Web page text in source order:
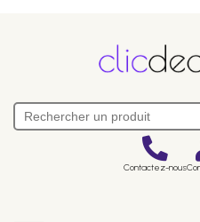
Contactez-nous